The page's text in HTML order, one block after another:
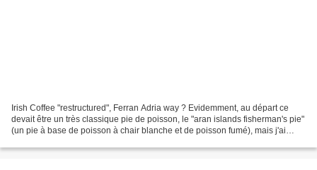
Irish Coffee "restructured", Ferran Adria way ? Evidemment, au départ ce
devait être un très classique pie de poisson, le "aran islands fisherman's pie"
(un pie à base de poisson à chair blanche et de poisson fumé), mais j'ai